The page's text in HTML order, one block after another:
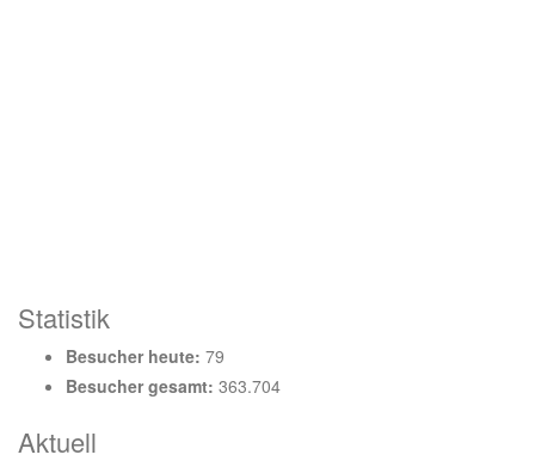
Statistik
Besucher heute: 79
Besucher gesamt: 363.704
Aktuell